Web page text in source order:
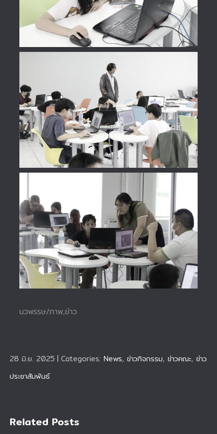
นวพรรษ/ภาพ,ข่าว
28 มิ.ย. 2025 | Categories: News, ข่าวกิจกรรม, ข่าวคณะ, ข่าว
ประชาสัมพันธ์
Related Posts